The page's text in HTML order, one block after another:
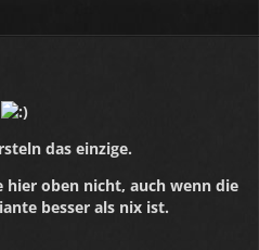
das einzige.
oben nicht, auch wenn die
besser als nix ist.